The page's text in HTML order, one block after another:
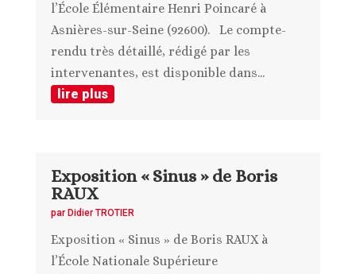
l’École Élémentaire Henri Poincaré à
Asnières-sur-Seine (92600). Le compte-
rendu très détaillé, rédigé par les
intervenantes, est disponible dans...
lire plus
Exposition « Sinus » de Boris
RAUX
par Didier TROTIER
Exposition « Sinus » de Boris RAUX à
l’École Nationale Supérieure